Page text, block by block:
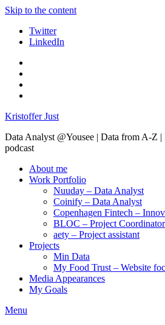
Skip to the content
Twitter
LinkedIn
Kristoffer Just
Data Analyst @Yousee | Data from A-Z
podcast
About me
Work Portfolio
Nuuday – Data Analyst
Coinify – Data Analyst
Copenhagen Fintech –
BLOC – Project Coordinator
aety – Project assistant
Projects
Min Data
My Food Trust – Website
Media Appearances
My Goals
Menu